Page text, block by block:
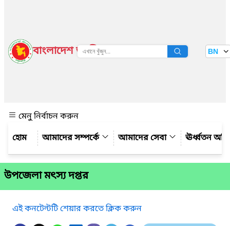
বাংলাদেশ জাতীয় তথ্য বাতায়ন BN
মেনু নির্বাচন করুন
আমাদের সম্পর্কে
আমাদের সেবা ঊর্ধ্বতন
উপজেলা মৎস্য দপ্তর
এই কনটেন্টটি শেয়ার করতে ক্লিক করুন